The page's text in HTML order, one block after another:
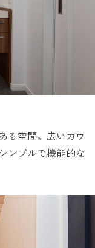
る空間。広いカウ
ンプルで機能的な